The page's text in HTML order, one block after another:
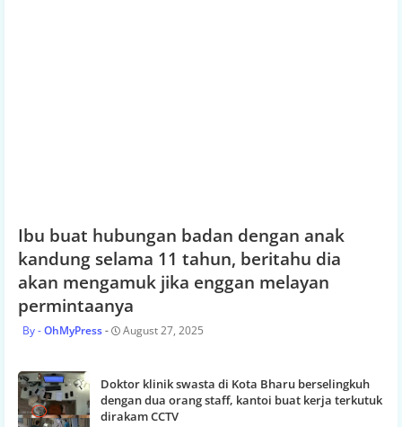
Ibu buat hubungan badan dengan anak
kandung selama 11 tahun, beritahu dia
akan mengamuk jika enggan melayan
permintaanya
OhMyPress August 27, 2025
Doktor klinik swasta di Kota Bharu berselingkuh
dengan dua orang staff, kantoi buat kerja terkutuk
dirakam CCTV